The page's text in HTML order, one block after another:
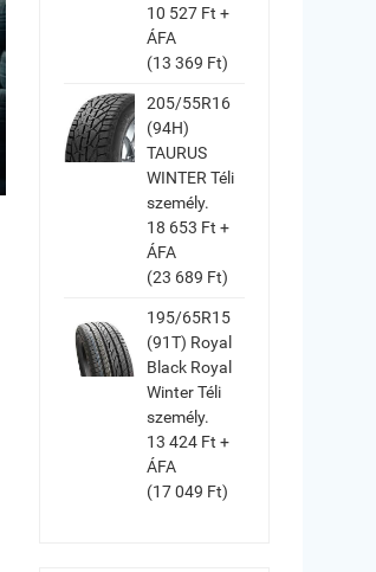
10 527 Ft +
ÁFA
(13 369 Ft)
205/55R16
(94H)
TAURUS
WINTER Téli
személy.
18 653 Ft +
ÁFA
(23 689 Ft)
195/65R15
(91T) Royal
Black Royal
Winter Téli
személy.
13 424 Ft +
ÁFA
(17 049 Ft)